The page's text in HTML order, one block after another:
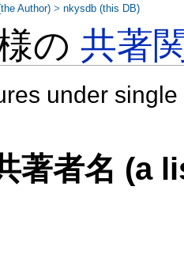
の共著
under
著者名 (a
Author) >nkysdb (this DB)